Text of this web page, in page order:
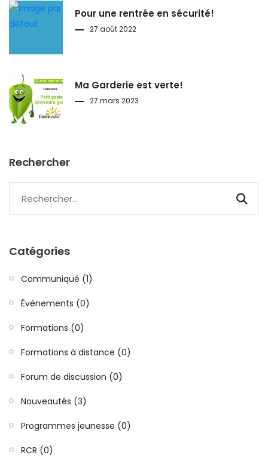
Pour une rentrée en sécurité!
27 août 2022
Ma Garderie est verte!
27 mars 2023
Rechercher
Catégories
Communiqué (1)
Événements (0)
Formations (0)
Formations à distance (0)
Forum de discussion (0)
Nouveautés (3)
Programmes jeunesse (0)
RCR (0)